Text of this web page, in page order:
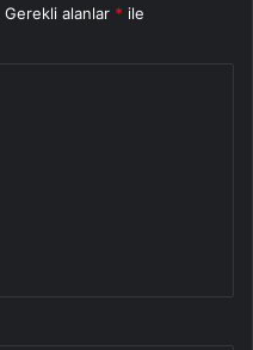
Gerekli alanlar * ile